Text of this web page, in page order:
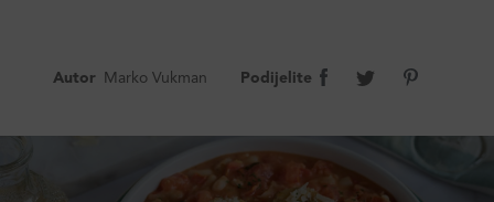
Autor Marko Vukman Podijelite